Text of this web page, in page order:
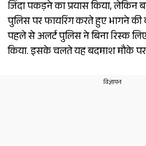
जिंदा पकड़ने का प्रयास किया, लेकिन
पुलिस पर फायरिंग करते हुए भागने
पहले से अलर्ट पुलिस ने बिना रिस्क लिए
किया. इसके चलते यह बदमाश मौके पर